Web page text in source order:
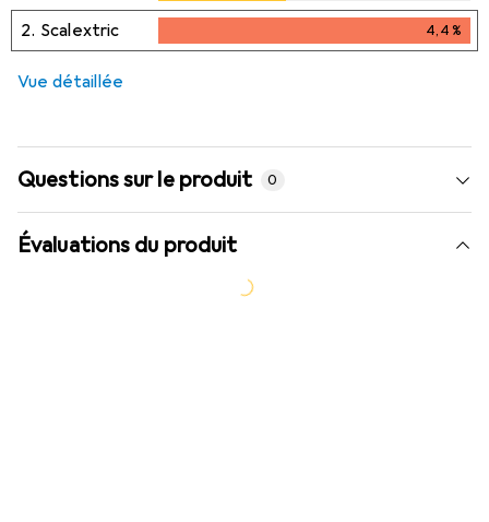
2. Scalextric 4,4%
4,4%
Vue détaillée
Questions sur le produit 0
Évaluations du produit